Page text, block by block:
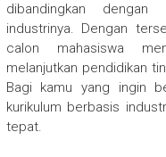
dibandingkan
industrinya. Dengan
calon mahasiswa
melanjutkan pendidikan
Bagi kamu yang ingin
kurikulum berbasis
tepat.